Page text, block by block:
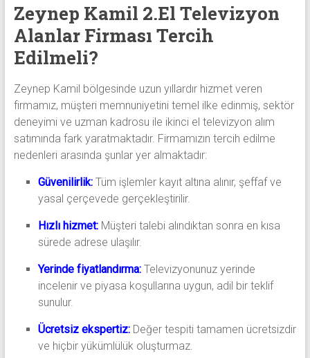
Zeynep Kamil 2.El Televizyon
Alanlar Firması Tercih
Edilmeli?
Zeynep Kamil bölgesinde uzun yıllardır hizmet veren
firmamız, müşteri memnuniyetini temel ilke edinmiş, sektör
deneyimi ve uzman kadrosu ile ikinci el televizyon alım
satımında fark yaratmaktadır. Firmamızın tercih edilme
nedenleri arasında şunlar yer almaktadır:
Güvenilirlik:Tüm işlemler kayıt altına alınır, şeffaf ve
yasal çerçevede gerçekleştirilir.
Hızlı hizmet: Müşteri talebi alındıktan sonra en kısa
sürede adrese ulaşılır.
Yerinde fiyatlandırma:Televizyonunuz yerinde
incelenir ve piyasa koşullarına uygun, adil bir teklif
sunulur.
Ücretsiz ekspertiz:Değer tespiti tamamen ücretsizdir
ve hiçbir yükümlülük oluşturmaz.